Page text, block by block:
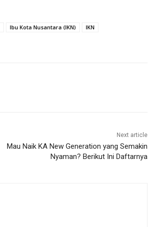
Ibu Kota Nusantara (IKN)
IKN
Next article
Mau Naik KA New Generation yang Semakin
Nyaman? Berikut Ini Daftarnya